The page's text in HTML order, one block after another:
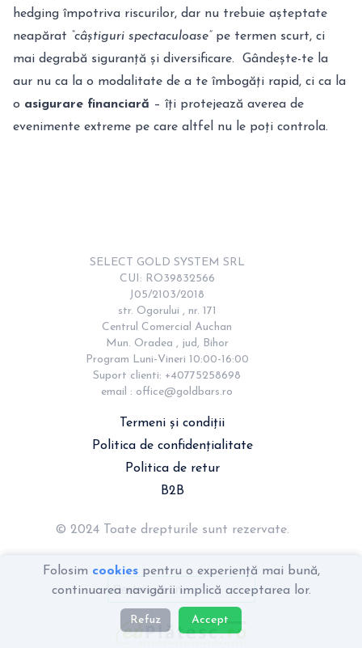
hedging împotriva riscurilor, dar nu trebuie așteptate
neapărat “câștiguri spectaculoase”pe termen scurt, ci
mai degrabă siguranță și diversificare. Gândește-te la
aur nu ca la o modalitate de a te îmbogăți rapid, ci ca la
o asigurare financiară – îți protejează averea de
evenimente extreme pe care altfel nu le poți controla.
SELECT GOLD SYSTEM SRL
CUI: RO39832566
J05/2103/2018
str. Ogorului , nr. 171
Centrul Comercial Auchan
Mun. Oradea , jud, Bihor
Program Luni-Vineri 10:00-16:00
Suport clienti: +40775258698
email : office@goldbars.ro
Termeni și condiții
Politica de confidențialitate
Politica de retur
B2B
© 2024 Toate drepturile sunt rezervate.
Folosim cookies pentru o experiență mai bună,
continuarea navigării implică acceptarea lor.
Refuz Accept